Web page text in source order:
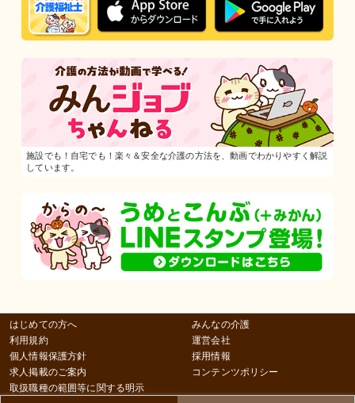
施設でも！自宅でも！楽々＆安全な介護の方法を、動画でわかりやすく解説
しています。
はじめての方へ
利用規約
個人情報保護方針
求人掲載のご案内
取扱職種の範囲等に関する明示
みんなの介護
運営会社
採用情報
コンテンツポリシー